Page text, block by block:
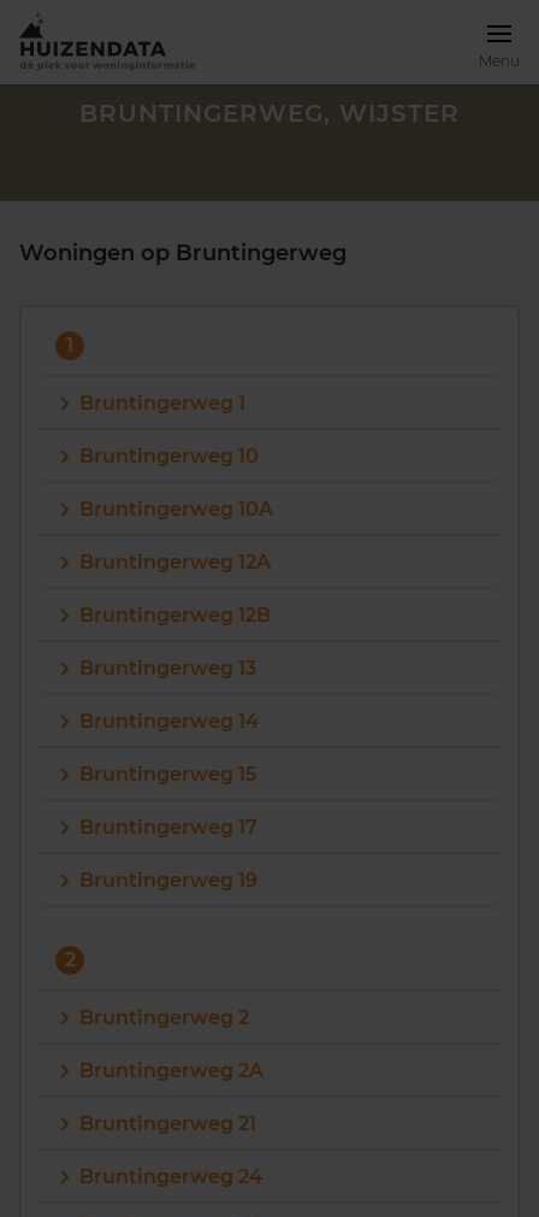
Menu
088 220 4200
Maandag t/m vrijdag - 08:00 -18:00
BRUNTINGERWEG, WIJSTER
Woningen op Bruntingerweg
1
Bruntingerweg 1
Bruntingerweg 10
Bruntingerweg 10A
Bruntingerweg 12A
Bruntingerweg 12B
Bruntingerweg 13
Bruntingerweg 14
Bruntingerweg 15
Bruntingerweg 17
Bruntingerweg 19
2
Bruntingerweg 2
Bruntingerweg 2A
Bruntingerweg 21
Bruntingerweg 24